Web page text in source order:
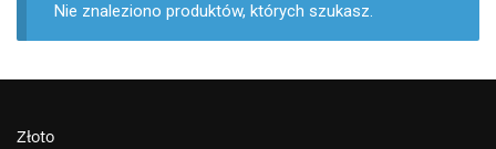
Nie znaleziono produktów, których szukasz.
Złoto